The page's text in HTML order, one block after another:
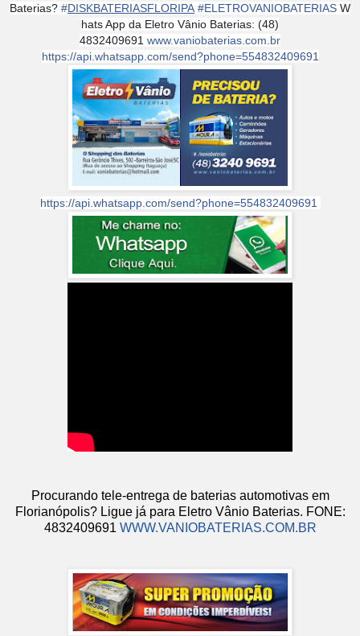
Baterias? #DISKBATERIASFLORIPA #ELETROVANIOBATERIAS W
hats App da Eletro Vânio Baterias: (48)
4832409691 www.vaniobaterias.com.br
https://api.whatsapp.com/send?phone=554832409691
https://api.whatsapp.com/send?phone=554832409691
Procurando tele-entrega de baterias automotivas em
Florianópolis? Ligue já para Eletro Vânio Baterias. FONE:
4832409691 WWW.VANIOBATERIAS.COM.BR